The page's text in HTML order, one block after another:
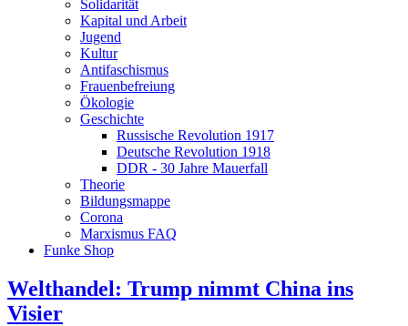
Solidarität
Kapital und Arbeit
Jugend
Kultur
Antifaschismus
Frauenbefreiung
Ökologie
Geschichte
Russische Revolution 1917
Deutsche Revolution 1918
DDR - 30 Jahre Mauerfall
Theorie
Bildungsmappe
Corona
Marxismus FAQ
Funke Shop
Welthandel: Trump nimmt China ins
Visier